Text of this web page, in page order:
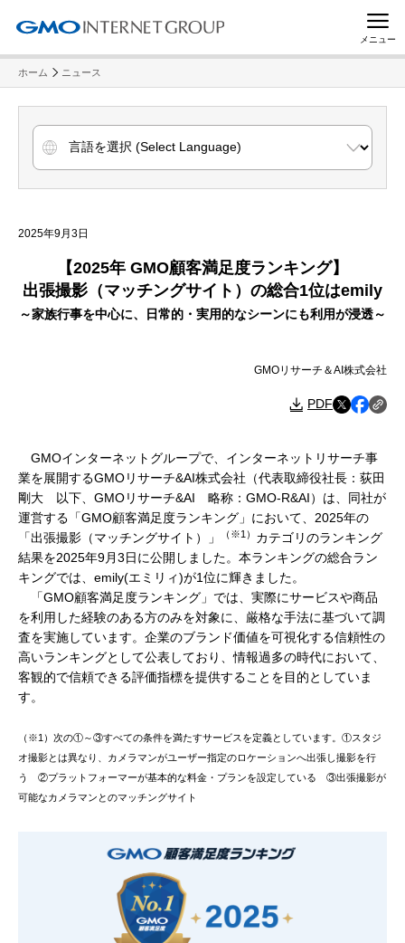
メニュー
ホーム ニュース
2025年9月3日
【2025年 GMO顧客満足度ランキング】
出張撮影（マッチングサイト）の総合1位はemily
～家族行事を中心に、日常的・実用的なシーンにも利用が浸透～
GMOリサーチ＆AI株式会社
PDF
GMOインターネットグループで、インターネットリサーチ事
業を展開するGMOリサーチ&AI株式会社（代表取締役社長：荻田
剛大 以下、GMOリサーチ&AI 略称：GMO-R&AI）は、同社が
運営する「GMO顧客満足度ランキング」において、2025年の
「出張撮影（マッチングサイト）」
（※1） カテゴリのランキング
結果を2025年9月3日に公開しました。本ランキングの総合ラン
キングでは、emily(エミリィ)が1位に輝きました。
「GMO顧客満足度ランキング」では、実際にサービスや商品
を利用した経験のある方のみを対象に、厳格な手法に基づいて調
査を実施しています。企業のブランド価値を可視化する信頼性の
高いランキングとして公表しており、情報過多の時代において、
客観的で信頼できる評価指標を提供することを目的としていま
す。
（※1）次の①～③すべての条件を満たすサービスを定義としています。①スタジ
オ撮影とは異なり、カメラマンがユーザー指定のロケーションへ出張し撮影を行
う ②プラットフォーマーが基本的な料金・プランを設定している ③出張撮影が
可能なカメラマンとのマッチングサイト